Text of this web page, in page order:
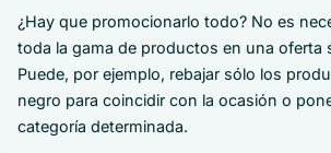
¿Hay que promocionarlo todo? No es
toda la gama de productos en una oferta
Puede, por ejemplo, rebajar sólo los
negro para coincidir con la ocasión o
categoría determinada.